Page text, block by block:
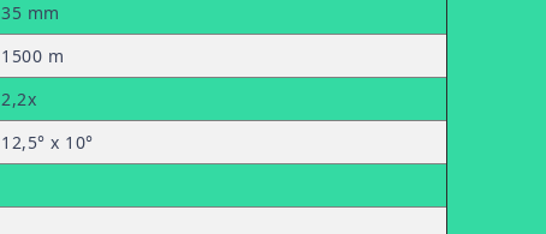
35 mm
1500 m
2,2x
12,5° x 10°